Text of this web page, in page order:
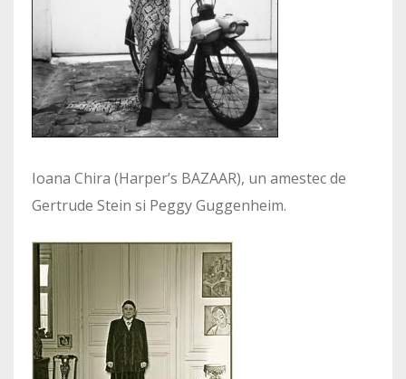
Ioana Chira (Harper’s BAZAAR), un amestec de
Gertrude Stein si Peggy Guggenheim.